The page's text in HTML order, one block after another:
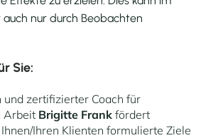
nur durch Beobachten
Sie:
und zertifizierter Coach für
Arbeit Brigitte Frank fördert
Ihren Klienten formulierte Ziele